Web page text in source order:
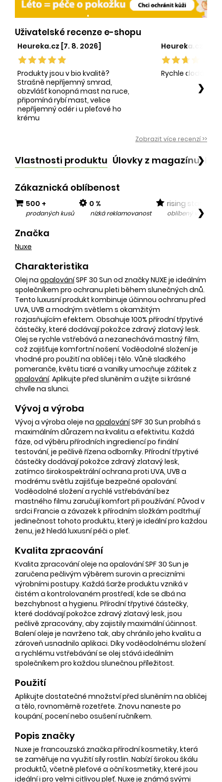
Uživatelské recenze e-shopu
Heureka.cz [7. 8. 2026]
Produkty jsou v bio kvalitě?
Strašně nepříjemný smrad,
obzvlášť konopná mast na ruce,
připomíná rybí mast, velice
nepříjemný odér i u pleťové ho
krému
Heureka.cz [1.
Rychle dodání
❯
Zobrazit více recenzí >>
Vlastnosti produktu Úlovky z magazínu❯
Zákaznická oblíbenost
500 +
prodaných kusů
0 %
nízká reklamovanost
rising star
oblíbený v❯
Značka
Nuxe
Charakteristika
Olej na opalováníSPF 30 Sun od značky NUXE je ideálním
společníkem pro ochranu pleti během slunečných dnů.
Tento luxusní produkt kombinuje účinnou ochranu před
UVA, UVB a modrým světlem s okamžitým
rozjasňujícím efektem. Obsahuje 100% přírodní třpytivé
částečky, které dodávají pokožce zdravý zlatavý lesk.
Olej se rychle vstřebává a nezanechává mastný film,
což zajišťuje komfortní nošení. Voděodolné složení je
vhodné pro použití na obličej i tělo. Vůně sladkého
pomeranče, květu tiaré a vanilky umocňuje zážitek z
opalování. Aplikujte před sluněním a užijte si krásné
chvíle na slunci.
Vývoj a výroba
Vývoj a výroba oleje na opalováníSPF 30 Sun probíhá s
maximálním důrazem na kvalitu a efektivitu. Každá
fáze, od výběru přírodních ingrediencí po finální
testování, je pečlivě řízena odborníky. Přírodní třpytivé
částečky dodávají pokožce zdravý zlatavý lesk,
zatímco širokospektrální ochrana proti UVA, UVB a
modrému světlu zajišťuje bezpečné opalování.
Voděodolné složení a rychlé vstřebávání bez
mastného filmu zaručují komfort při používání. Původ v
srdci Francie a závazek k přírodním složkám podtrhují
jedinečnost tohoto produktu, který je ideální pro každou
ženu, jež hledá luxusní péči o pleť.
Kvalita zpracování
Kvalita zpracování oleje na opalování SPF 30 Sun je
zaručena pečlivým výběrem surovin a precizními
výrobními postupy. Každá šarže produktu vzniká v
čistém a kontrolovaném prostředí, kde se dbá na
bezchybnost a hygienu. Přírodní třpytivé částečky,
které dodávají pokožce zdravý zlatavý lesk, jsou
pečlivě zpracovány, aby zajistily maximální účinnost.
Balení oleje je navrženo tak, aby chránilo jeho kvalitu a
zároveň usnadnilo aplikaci. Díky voděodolnému složení
a rychlému vstřebávání se olej stává ideálním
společníkem pro každou slunečnou příležitost.
Použití
Aplikujte dostatečné množství před sluněním na obličej
a tělo, rovnoměrně rozetřete. Znovu naneste po
koupání, pocení nebo osušení ručníkem.
Popis značky
Nuxe je francouzská značka přírodní kosmetiky, která
se zaměřuje na využití síly rostlin. Nabízí širokou škálu
produktů, včetně pleťové a oční kosmetiky, které jsou
ideální i pro velmi citlivou pleť. Nuxe je známá svými